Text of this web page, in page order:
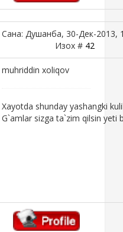
Сана: Душанба, 30-Дек-2013,
Изох # 42
muhriddin xoliqov
Xayotda shunday yashangki
G`amlar sizga ta`zim qilsin yeti